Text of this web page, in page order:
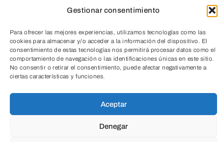
Gestionar consentimiento
Para ofrecer las mejores experiencias, utilizamos tecnologías como las
cookies para almacenar y/o acceder a la información del dispositivo. El
consentimiento de estas tecnologías nos permitirá procesar datos como el
comportamiento de navegación o las identificaciones únicas en este sitio.
No consentir o retirar el consentimiento, puede afectar negativamente a
ciertas características y funciones.
Aceptar
Denegar
TeleEntradas
Todas
Educación
Cultura Social
Salud Medio ambiente